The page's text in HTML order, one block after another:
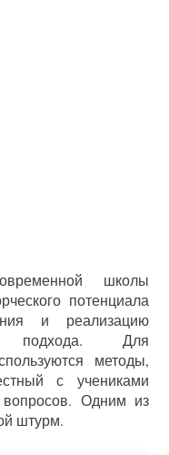
школы
потенциала
и реализацию
подхода. Для
методы,
с учениками
Одним из
штурм.